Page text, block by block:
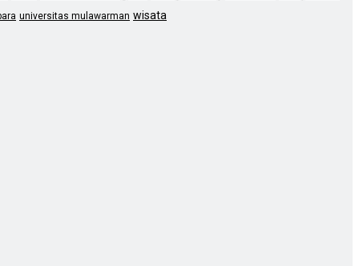
universitas mulawarman wisata